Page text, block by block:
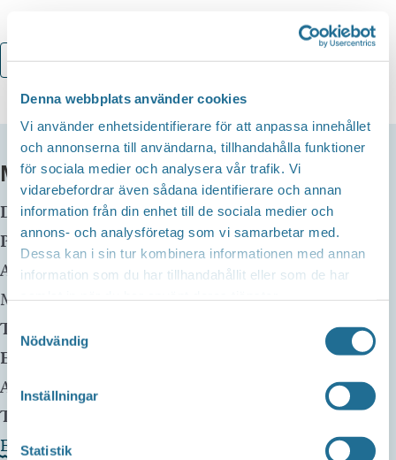
Denna webbplats använder cookies
Vi använder enhetsidentifierare för att anpassa innehållet
och annonserna till användarna, tillhandahålla funktioner
för sociala medier och analysera vår trafik. Vi
vidarebefordrar även sådana identifierare och annan
information från din enhet till de sociala medier och
annons- och analysföretag som vi samarbetar med.
Dessa kan i sin tur kombinera informationen med annan
information som du har tillhandahållit eller som de har
Samtyckesval
Nödvändig
Inställningar
Statistik
Lägg till i kalender
MER INFO
Datum: 14 februari kl 11:00- 15:00
Plats:Dubergska gården
Adress: Bispmotalagatan 34
Motala, 59130
Telefon:
E-mail:
Arrangör:
Telefonnummer arrangör:
Evenemangets webbplats »